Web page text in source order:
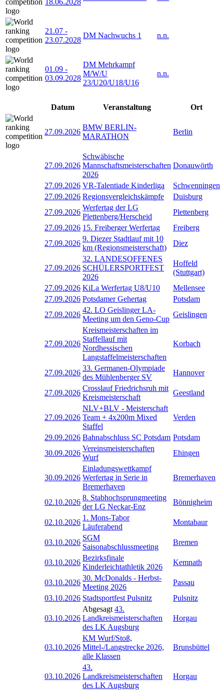
21.07 -
23.07.2028
DM Nachwuchs 1 n.n.
01.09 -
03.09.2028
DM Mehrkampf
M/W/U
23/U20/U18/U16
n.n.
Datum Veranstaltung Ort
27.09.2026
BMW BERLIN-
MARATHON
Berlin
27.09.2026
Schwäbische
Mannschaftsmeisterschaften
2026
Donauwörth
27.09.2026 VR-Talentiade Kinderliga
Schwenningen
27.09.2026 Regionsvergleichskämpfe
Duisburg
27.09.2026
Werfertag der LG
Plettenberg/Herscheid
Plettenberg
27.09.2026 15. Freiberger Werfertag
Freiberg
27.09.2026
9. Diezer Stadtlauf mit 10
km (Regionsmeisterschaft)
Diez
27.09.2026
32. LANDESOFFENES
SCHÜLERSPORTFEST
2026
Hoffeld
(Stuttgart)
27.09.2026 KiLa Werfertag U8/U10
Mellensee
27.09.2026 Potsdamer Gehertag
Potsdam
27.09.2026
42. LO Geislinger LA-
Meeting um den Geno-Cup
Geislingen
27.09.2026
Kreismeisterschaften im
Staffellauf mit
Nordhessischen
Langstaffelmeisterschaften
Korbach
27.09.2026
33. Germanen-Olympiade
des Mühlenberger SV
Hannover
27.09.2026
Crosslauf Friedrichsruh mit
Kreismeisterschaft
Geestland
27.09.2026
NLV+BLV - Meisterschaft
Team + 4x200m Mixed
Staffel
Verden
29.09.2026 Bahnabschluss SC Potsdam Potsdam
30.09.2026
Vereinsmeisterschaften
Wurf
Ehingen
30.09.2026
Einladungswettkampf
Werfertag in Serie in
Bremerhaven
Bremerhaven
02.10.2026
8. Stabhochsprungmeeting
der LG Neckar-Enz
Bönnigheim
02.10.2026
1. Mons-Tabor
Läuferabend
Montabaur
03.10.2026
SGM
Saisonabschlussmeeting
Bremen
03.10.2026
Bezirksfinale
Kinderleichtathletik 2026
Kemnath
03.10.2026
30. McDonalds - Herbst-
Meeting 2026
Passau
03.10.2026 Stadtsportfest Pulsnitz Pulsnitz
03.10.2026
Abgesagt 43.
Landkreismeisterschaften
des LK Augsburg
Horgau
03.10.2026
KM Wurf/Stoß,
Mittel-/Langstrecke 2026,
alle Klassen
Brunsbüttel
03.10.2026
43.
Landkreismeisterschaften
des LK Augsburg
Horgau